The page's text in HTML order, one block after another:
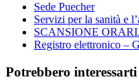
Sede Puecher
Servizi per la sanità e
SCANSIONE
Registro elettronico –
Potrebbero interessarti